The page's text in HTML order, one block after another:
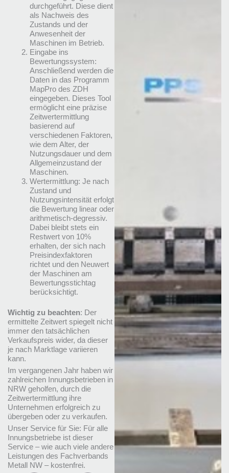
durchgeführt. Diese dient
als Nachweis des
Zustands und der
Anwesenheit der
Maschinen im Betrieb.
Eingabe ins
Bewertungssystem:
Anschließend werden die
Daten in das Programm
MapPro des ZDH
eingegeben. Dieses Tool
ermöglicht eine präzise
Zeitwertermittlung
basierend auf
verschiedenen Faktoren,
wie dem Alter, der
Nutzungsdauer und dem
Allgemeinzustand der
Maschinen.
Wertermittlung: Je nach
Zustand und
Nutzungsintensität erfolgt
die Bewertung linear oder
arithmetisch-degressiv.
Dabei bleibt stets ein
Restwert von 10%
erhalten, der sich nach
Preisindexfaktoren
richtet und den Neuwert
der Maschinen am
Bewertungsstichtag
berücksichtigt.
Wichtig zu beachten: Der
ermittelte Zeitwert spiegelt nicht
immer den tatsächlichen
Verkaufspreis wider, da dieser
je nach Marktlage variieren
kann.
Im vergangenen Jahr haben wir
zahlreichen Innungsbetrieben in
NRW geholfen, durch die
Zeitwertermittlung ihre
Unternehmen erfolgreich zu
übergeben oder zu verkaufen.
Unser Service für Sie: Für alle
Innungsbetriebe ist dieser
Service – wie auch viele andere
Leistungen des Fachverbands
Metall NW – kostenfrei.